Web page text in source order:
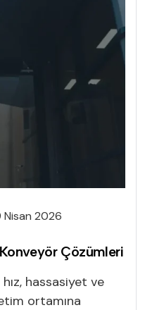
Nisan 2026
Çözümleri
hassasiyet ve
ortamına